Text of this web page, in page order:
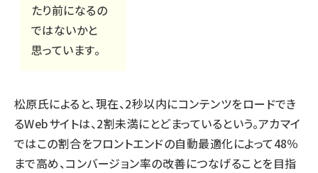
たり前になるの
ではないかと
思っています。
松原氏によると、現在、2秒以内にコンテンツをロードでき
るWebサイトは、2割未満にとどまっているという。アカマイ
ではこの割合をフロントエンドの自動最適化によって48％
まで高め、コンバージョン率の改善につなげることを目指